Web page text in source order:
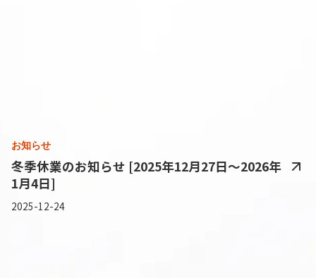
お知らせ
冬季休業のお知らせ [2025年12月27日～2026年
1月4日]
2025-12-24